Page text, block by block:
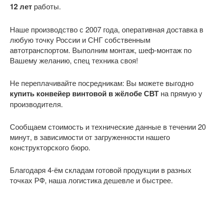
12 лет работы.
Наше производство с 2007 года, оперативная доставка в
любую точку России и СНГ собственным
автотранспортом. Выполним монтаж, шеф-монтаж по
Вашему желанию, спец техника своя!
Не переплачивайте посредникам: Вы можете выгодно
купить конвейер винтовой в жёлобе СВТ на прямую у
производителя.
Сообщаем стоимость и технические данные в течении 20
минут, в зависимости от загруженности нашего
конструкторского бюро.
Благодаря 4-ём складам готовой продукции в разных
точках РФ, наша логистика дешевле и быстрее.